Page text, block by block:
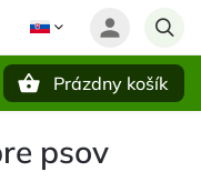
Prázdny košík
psov